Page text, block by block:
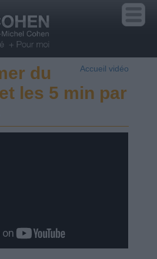
Accueil vidéo
du
les 5 min par